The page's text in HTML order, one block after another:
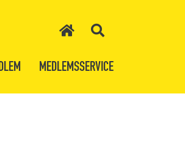
MEDLEMSSERVICE